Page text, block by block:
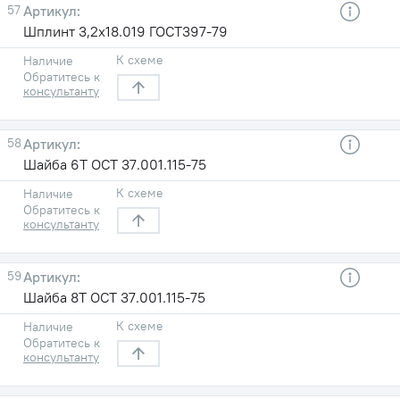
57
Шплинт 3,2х18.019 ГОСТ397-79
Наличие
Обратитесь к
консультанту
К схеме
58
Шайба 6Т ОСТ 37.001.115-75
Наличие
Обратитесь к
консультанту
К схеме
59
Шайба 8Т ОСТ 37.001.115-75
Наличие
Обратитесь к
консультанту
К схеме